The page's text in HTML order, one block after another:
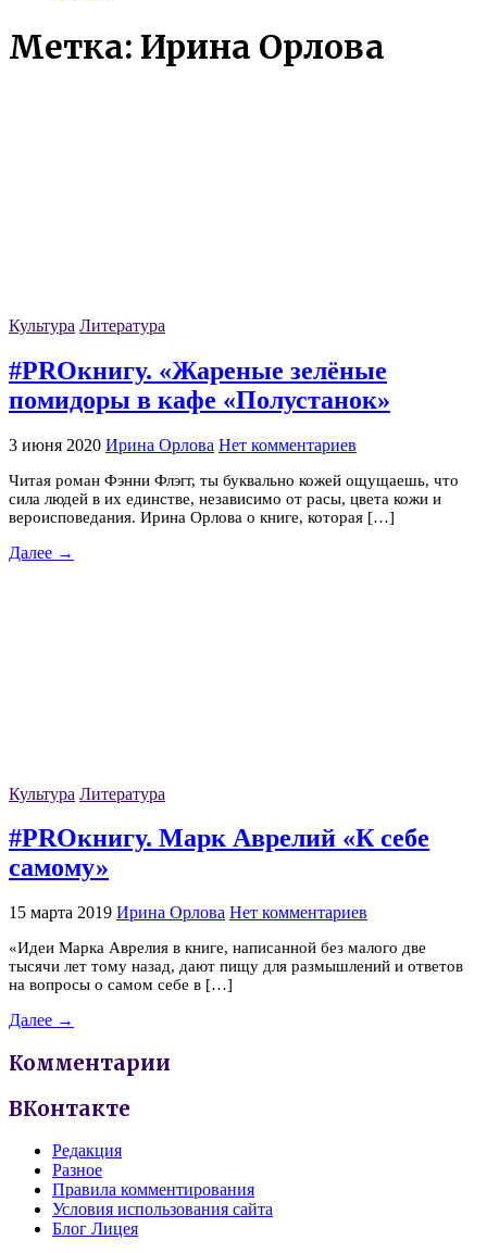
Метка: Ирина Орлова
Культура Литература
#PROкнигу. «Жареные зелёные
помидоры в кафе «Полустанок»
3 июня 2020 Ирина Орлова Нет комментариев
Читая роман Фэнни Флэгг, ты буквально кожей ощущаешь, что
сила людей в их единстве, независимо от расы, цвета кожи и
вероисповедания. Ирина Орлова о книге, которая […]
Далее →
Культура Литература
#PROкнигу. Марк Аврелий «К себе
самому»
15 марта 2019 Ирина Орлова Нет комментариев
«Идеи Марка Аврелия в книге, написанной без малого две
тысячи лет тому назад, дают пищу для размышлений и ответов
на вопросы о самом себе в […]
Далее →
Комментарии
ВКонтакте
Редакция
Разное
Правила комментирования
Условия использования сайта
Блог Лицея